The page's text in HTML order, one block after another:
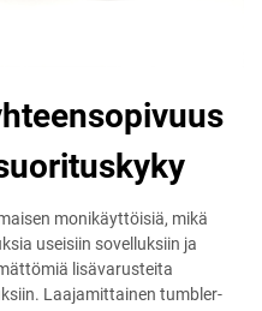
monikäyttöisiä, mikä
useisiin sovelluksiin ja
lisävarusteita
Laajamittainen tumbler-